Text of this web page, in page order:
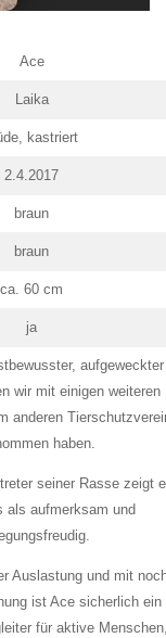
Ace
Laika
kastriert
2.4.2017
braun
braun
ca. 60 cm
ja
aufgeweckter
wir mit einigen weiteren
anderen
haben.
seiner Rasse zeigt
als aufmerksam und
Auslastung und mit
ist Ace sicherlich ein
für aktive